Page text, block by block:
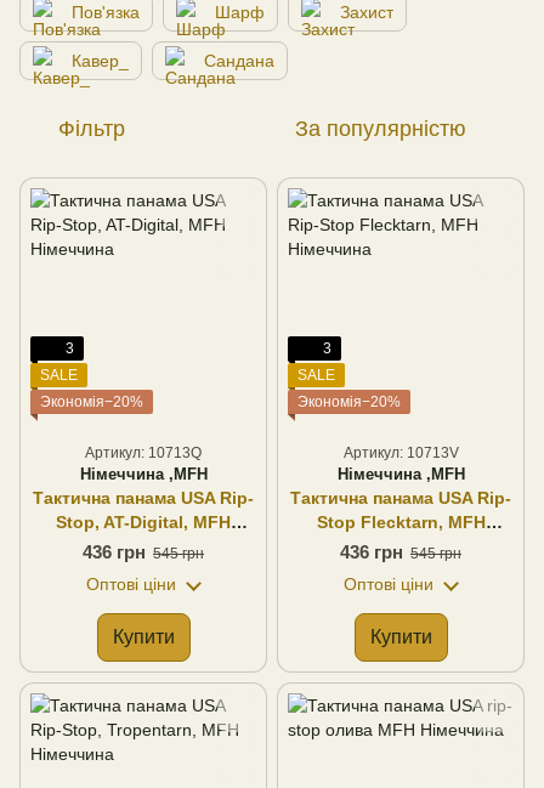
Пов'язка Шарф Захист
Кавер_ Сандана
Фільтр За популярністю
3
SALE
Экономія−20%
Артикул: 10713Q
Німеччина ,MFH
Тактична панама USA Rip-
Stop, AT-Digital, MFH
Німеччина
436 грн 545 грн
Оптові ціни
Купити
3
SALE
Экономія−20%
Артикул: 10713V
Німеччина ,MFH
Тактична панама USA Rip-
Stop Flecktarn, MFH
Німеччина
436 грн 545 грн
Оптові ціни
Купити